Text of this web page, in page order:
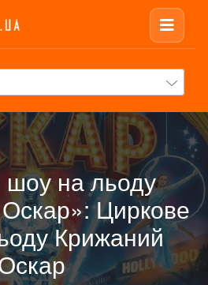
шоу на льоду
Циркове
Крижаний